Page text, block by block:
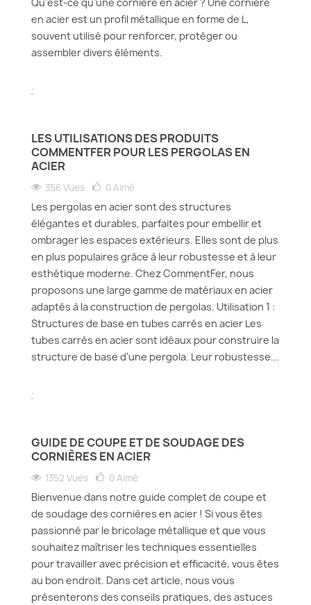
en acier est un profil métallique en forme de L,
souvent utilisé pour renforcer, protéger ou
assembler divers éléments.
.
LES UTILISATIONS DES PRODUITS
COMMENTFER POUR LES PERGOLAS EN
ACIER
356 Vues 0 Aimé
Les pergolas en acier sont des structures
élégantes et durables, parfaites pour embellir et
ombrager les espaces extérieurs. Elles sont de plus
en plus populaires grâce à leur robustesse et à leur
esthétique moderne. Chez CommentFer, nous
proposons une large gamme de matériaux en acier
adaptés à la construction de pergolas. Utilisation 1 :
Structures de base en tubes carrés en acier Les
tubes carrés en acier sont idéaux pour construire la
structure de base d'une pergola. Leur robustesse...
.
GUIDE DE COUPE ET DE SOUDAGE DES
CORNIÈRES EN ACIER
1352 Vues 0 Aimé
Bienvenue dans notre guide complet de coupe et
de soudage des cornières en acier ! Si vous êtes
passionné par le bricolage métallique et que vous
souhaitez maîtriser les techniques essentielles
pour travailler avec précision et efficacité, vous êtes
au bon endroit. Dans cet article, nous vous
présenterons des conseils pratiques, des astuces